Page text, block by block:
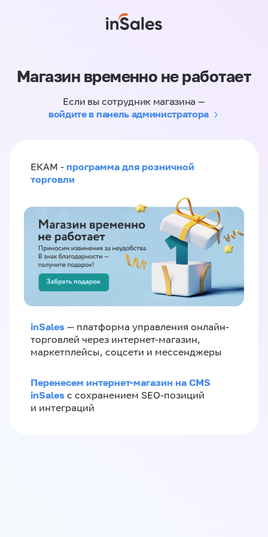
Магазин временно не работает
Если вы сотрудник магазина —
войдите в панель администратора
ЕКАМ - программа для розничной
торговли
inSales — платформа управления онлайн-
торговлей через интернет-магазин,
маркетплейсы, соцсети и мессенджеры
Перенесем интернет-магазин на CMS
inSales с сохранением SEO-позиций
и интеграций